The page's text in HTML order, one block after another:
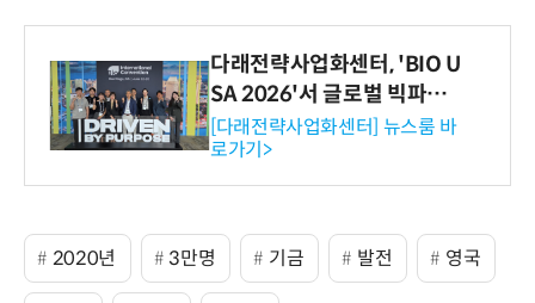
다래전략사업화센터, 'BIO U
SA 2026'서 글로벌 빅파마
와의 비즈니스 미팅 지원…K
-바이오 해외 진출 교두보 확
보
[다래전략사업화센터] 뉴스룸 바
로가기>
2020년 3만명 기금 발전 영국